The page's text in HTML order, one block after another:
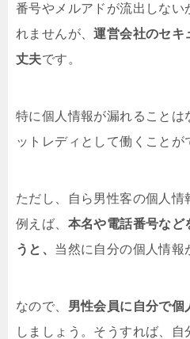
番号やメルアドが流出しない
れませんが、運営会社のセキ
丈夫です。
特に個人情報が漏れることは
ットレディとして働くことが
ただし、自ら男性客の個人情
例えば、 本名や電話番号など
うと、 当然に自分の個人情報
なので、 男性会員に自分で個
しましょう。そうすれば、